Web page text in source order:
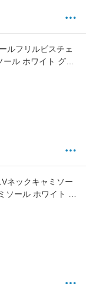
ルフリルビスチェ
ール ホワイト グレ
ネックキャミソー
ソール ホワイト ブ